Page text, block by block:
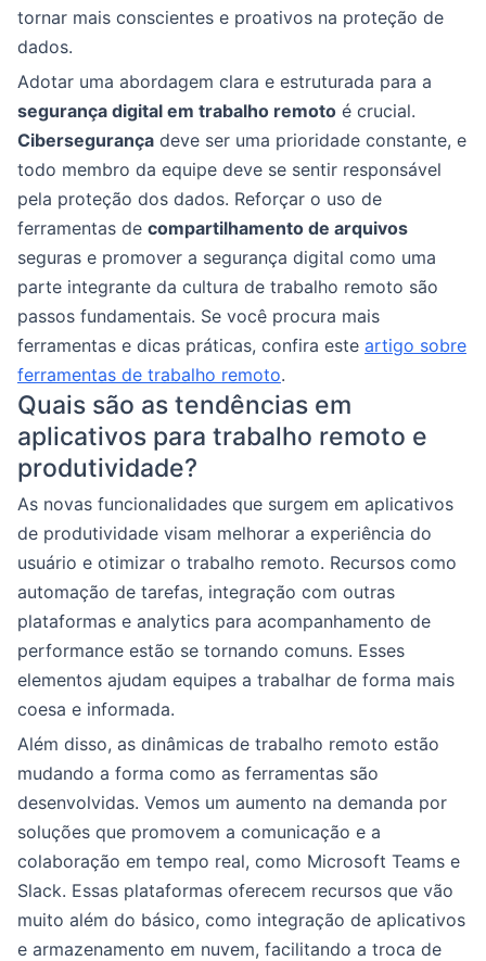
tornar mais conscientes e proativos na proteção de
dados.
Adotar uma abordagem clara e estruturada para a
segurança digital em trabalho remoto é crucial.
Cibersegurança deve ser uma prioridade constante, e
todo membro da equipe deve se sentir responsável
pela proteção dos dados. Reforçar o uso de
ferramentas de compartilhamento de arquivos
seguras e promover a segurança digital como uma
parte integrante da cultura de trabalho remoto são
passos fundamentais. Se você procura mais
ferramentas e dicas práticas, confira este artigo sobre
ferramentas de trabalho remoto.
Quais são as tendências em
aplicativos para trabalho remoto e
produtividade?
As novas funcionalidades que surgem em aplicativos
de produtividade visam melhorar a experiência do
usuário e otimizar o trabalho remoto. Recursos como
automação de tarefas, integração com outras
plataformas e analytics para acompanhamento de
performance estão se tornando comuns. Esses
elementos ajudam equipes a trabalhar de forma mais
coesa e informada.
Além disso, as dinâmicas de trabalho remoto estão
mudando a forma como as ferramentas são
desenvolvidas. Vemos um aumento na demanda por
soluções que promovem a comunicação e a
colaboração em tempo real, como Microsoft Teams e
Slack. Essas plataformas oferecem recursos que vão
muito além do básico, como integração de aplicativos
e armazenamento em nuvem, facilitando a troca de